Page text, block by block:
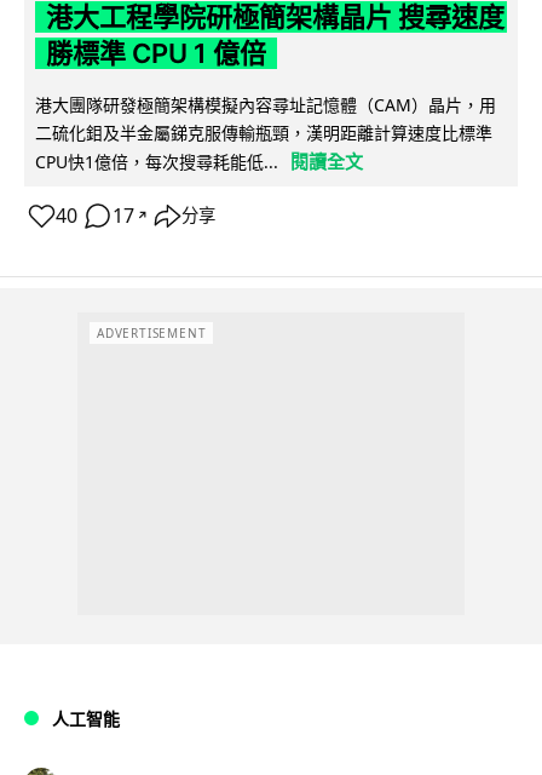
港大工程學院研極簡架構晶片 搜尋速度
勝標準 CPU 1 億倍
港大團隊研發極簡架構模擬內容尋址記憶體（CAM）晶片，用
二硫化鉬及半金屬銻克服傳輸瓶頸，漢明距離計算速度比標準
CPU快1億倍，每次搜尋耗能低...
閱讀全文
40 17 ↗ 分享
ADVERTISEMENT
人工智能